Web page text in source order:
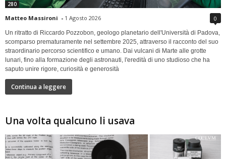
280
Matteo Massironi - 1 Agosto 2026 0
Un ritratto di Riccardo Pozzobon, geologo planetario dell'Università di Padova,
scomparso prematuramente nel settembre 2025, attraverso il racconto del suo
straordinario percorso scientifico e umano. Dai vulcani di Marte alle grotte
lunari, fino alla formazione degli astronauti, l'eredità di uno studioso che ha
saputo unire rigore, curiosità e generosità
Continua a leggere
Una volta qualcuno li usava